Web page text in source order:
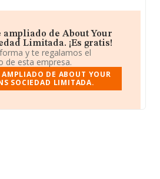
de About Your
Limitada. ¡Es gratis!
y te regalamos el
de esta empresa.
DE ABOUT YOUR
SOCIEDAD LIMITADA.